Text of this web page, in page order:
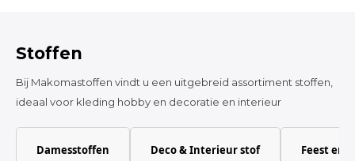
Stoffen
Bij Makomastoffen vindt u een uitgebreid assortiment stoffen,
ideaal voor kleding hobby en decoratie en interieur
Damesstoffen Deco & Interieur stof Feest en